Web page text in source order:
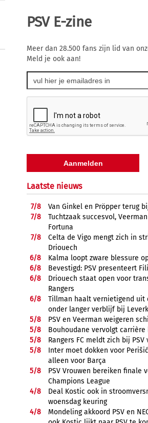
PSV E-zine
Meer dan 28.500 fans zijn lid van
Meld je ook aan!
Laatste nieuws
7/8
Van Ginkel en Pröpper terug
7/8
Tuchtzaak succesvol,
Fortuna
7/8
Celta de Vigo mengt zich in
Driouech
6/8
Kalma loopt zware blessure
6/8
Bevestigd: PSV presenteert
6/8
Driouech staat open voor
Rangers
6/8
Tillman haalt vernietigend uit
onder langer verblijf bij
5/8
PSV en Veerman weigeren
5/8
Bouhoudane vervolgt carrière
5/8
Rangers FC meldt zich bij PSV
5/8
Inter moet dokken voor
alleen voor Barça
5/8
PSV Vrouwen bereiken finale
Champions League
4/8
Deal Kostic ook in
woensdag keuring
4/8
Mondeling akkoord PSV en